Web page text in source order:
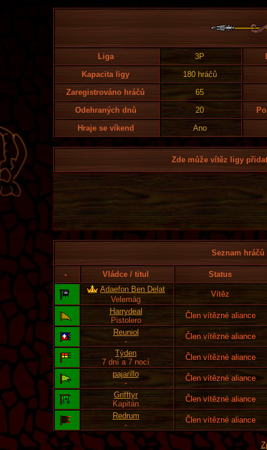
Liga 3P
Kapacita ligy
180 hráčů
Zaregistrováno hráčů
65
Odehraných dnů
20
Hraje se víkend
Ano
Zde může vítěz ligy
Seznam
- Vládce / titul
Status
Adaefon Ben Delat
Velemág
Vítěz
Harrydeal
Pistolero
Člen vítězné aliance
Reuniol
-
Člen vítězné aliance
Týden
7 dní a 7 nocí
Člen vítězné aliance
pajarillo
-
Člen vítězné aliance
Grifftyr
Kapitán
Člen vítězné aliance
Redrum
-
Člen vítězné aliance